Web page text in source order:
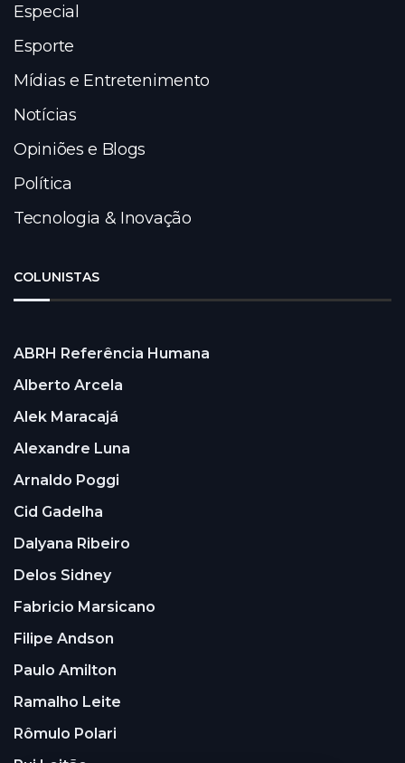
Especial
Esporte
Mídias e Entretenimento
Notícias
Opiniões e Blogs
Política
Tecnologia & Inovação
COLUNISTAS
ABRH Referência Humana
Alberto Arcela
Alek Maracajá
Alexandre Luna
Arnaldo Poggi
Cid Gadelha
Dalyana Ribeiro
Delos Sidney
Fabricio Marsicano
Filipe Andson
Paulo Amilton
Ramalho Leite
Rômulo Polari